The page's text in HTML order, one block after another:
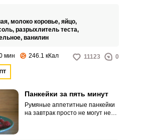
молоко коровье, яйцо,
разрыхлитель теста,
ванилин
мин 246.1 кКал 11123 0
Панкейки за пять минут
Румяные аппетитные панкейки
на завтрак просто не могут не